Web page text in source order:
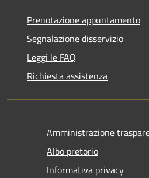
Prenotazione appuntamento
Segnalazione disservizio
Leggi le FAQ
Richiesta assistenza
Amministrazione
Albo pretorio
Informativa privacy